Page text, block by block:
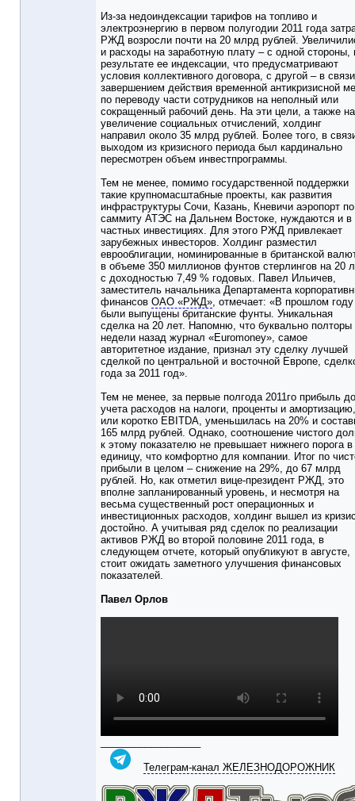
Из-за недоиндексации тарифов на топливо и
электроэнергию в первом полугодии 2011 года
РЖД возросли почти на 20 млрд рублей.
и расходы на заработную плату – с одной стороны,
результате ее индексации, что предусматривают
условия коллективного договора, с другой – в
завершением действия временной антикризисной
по переводу части сотрудников на неполный или
сокращенный рабочий день. На эти цели, а также на
увеличение социальных отчислений, холдинг
направил около 35 млрд рублей. Более того, в
выходом из кризисного периода был кардинально
пересмотрен объем инвестпрограммы.
Тем не менее, помимо государственной поддержки
такие крупномасштабные проекты, как развития
инфраструктуры Сочи, Казань, Кневичи аэропорт по
саммиту АТЭС на Дальнем Востоке, нуждаются и в
частных инвестициях. Для этого РЖД привлекает
зарубежных инвесторов. Холдинг разместил
еврооблигации, номинированные в британской
в объеме 350 миллионов фунтов стерлингов на 20
с доходностью 7,49 % годовых. Павел Ильичев,
заместитель начальника Департамента
финансов ОАО «РЖД», отмечает: «В прошлом году
были выпущены британские фунты. Уникальная
сделка на 20 лет. Напомню, что буквально полторы
недели назад журнал «Euromoney», самое
авторитетное издание, признал эту сделку лучшей
сделкой по центральной и восточной Европе,
года за 2011 год».
Тем не менее, за первые полгода 2011го прибыль до
учета расходов на налоги, проценты и амортизацию,
или коротко EBITDA, уменьшилась на 20% и
165 млрд рублей. Однако, соотношение чистого
к этому показателю не превышает нижнего порога в
единицу, что комфортно для компании. Итог по
прибыли в целом – снижение на 29%, до 67 млрд
рублей. Но, как отметил вице-президент РЖД, это
вполне запланированный уровень, и несмотря на
весьма существенный рост операционных и
инвестиционных расходов, холдинг вышел из
достойно. А учитывая ряд сделок по реализации
активов РЖД во второй половине 2011 года, в
следующем отчете, который опубликуют в августе,
стоит ожидать заметного улучшения финансовых
показателей.
Павел Орлов
Телеграм-канал ЖЕЛЕЗНОДОРОЖНИК